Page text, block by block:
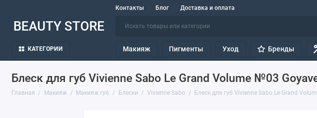
Контакты Блог Доставка и оплата
BEAUTY STORE
КАТЕГОРИИ Макияж Пигменты Уход Бренды
Блеск для губ Vivienne Sabo Le Grand Volume №03
Главная Макияж Макияж губ Блески Vivienne Sabo Блеск для губ Vivienne Sabo Le Grand